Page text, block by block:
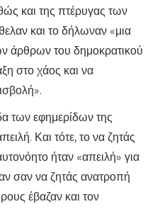
και της πτέρυγας των
και το δήλωναν «μια
άρθρων του δημοκρατικού
στο χάος και να
των εφημερίδων της
Και τότε, το να ζητάς
ήταν «απειλή» για
σαν να ζητάς ανατροπή
έβαζαν και τον